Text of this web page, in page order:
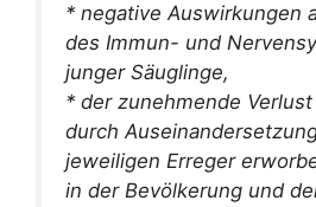
* negative Auswirkungen
des Immun- und
junger Säuglinge,
* der zunehmende
durch
jeweiligen Erreger
in der Bevölkerung und